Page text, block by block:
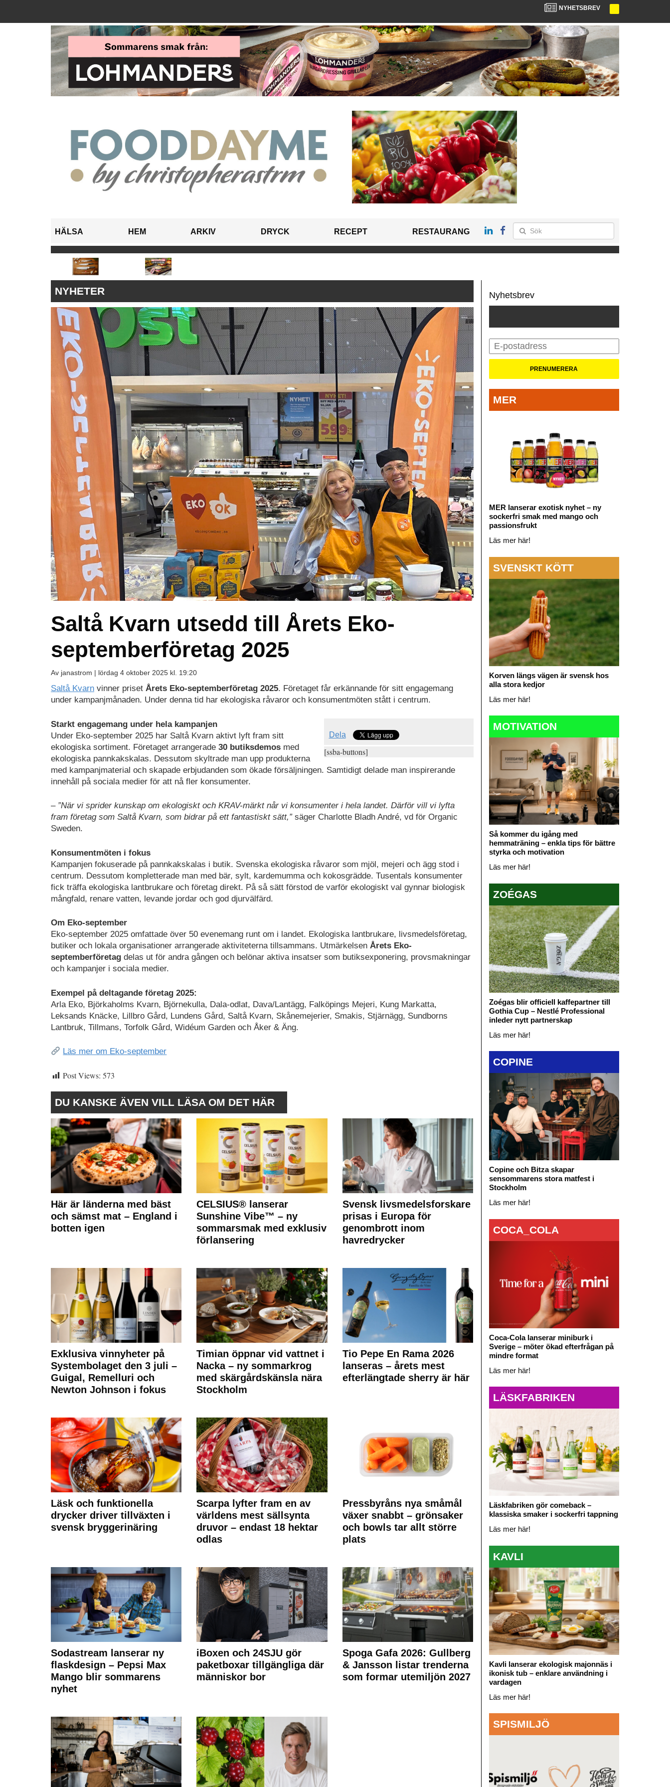
NYHETSBREV
HÄLSA HEM ARKIV DRYCK RECEPT RESTAURANG
NYHETER
Saltå Kvarn utsedd till Årets Eko-
septemberföretag 2025
Av janastrom | lördag 4 oktober 2025 kl. 19:20
Saltå Kvarn vinner priset Årets Eko-septemberföretag 2025. Företaget får erkännande för sitt engagemang
under kampanjmånaden. Under denna tid har ekologiska råvaror och konsumentmöten stått i centrum.
Dela
[ssba-buttons]
Starkt engagemang under hela kampanjen
Under Eko-september 2025 har Saltå Kvarn aktivt lyft fram sitt
ekologiska sortiment. Företaget arrangerade 30 butiksdemos med
ekologiska pannkakskalas. Dessutom skyltrade man upp produkterna
med kampanjmaterial och skapade erbjudanden som ökade försäljningen. Samtidigt delade man inspirerande
innehåll på sociala medier för att nå fler konsumenter.
– ”När vi sprider kunskap om ekologiskt och KRAV-märkt når vi konsumenter i hela landet. Därför vill vi lyfta
fram företag som Saltå Kvarn, som bidrar på ett fantastiskt sätt,”säger Charlotte Bladh André, vd för Organic
Sweden.
Konsumentmöten i fokus
Kampanjen fokuserade på pannkakskalas i butik. Svenska ekologiska råvaror som mjöl, mejeri och ägg stod i
centrum. Dessutom kompletterade man med bär, sylt, kardemumma och kokosgrädde. Tusentals konsumenter
fick träffa ekologiska lantbrukare och företag direkt. På så sätt förstod de varför ekologiskt val gynnar biologisk
mångfald, renare vatten, levande jordar och god djurvälfärd.
Om Eko-september
Eko-september 2025 omfattade över 50 evenemang runt om i landet. Ekologiska lantbrukare, livsmedelsföretag,
butiker och lokala organisationer arrangerade aktiviteterna tillsammans. Utmärkelsen Årets Eko-
septemberföretag delas ut för andra gången och belönar aktiva insatser som butiksexponering, provsmakningar
och kampanjer i sociala medier.
Exempel på deltagande företag 2025:
Arla Eko, Björkaholms Kvarn, Björnekulla, Dala-odlat, Dava/Lantägg, Falköpings Mejeri, Kung Markatta,
Leksands Knäcke, Lillbro Gård, Lundens Gård, Saltå Kvarn, Skånemejerier, Smakis, Stjärnägg, Sundborns
Lantbruk, Tillmans, Torfolk Gård, Widéum Garden och Åker & Äng.
Läs mer om Eko-september
Post Views: 573
DU KANSKE ÄVEN VILL LÄSA OM DET HÄR
Här är länderna med bäst
och sämst mat – England i
botten igen
CELSIUS® lanserar
Sunshine Vibe™ – ny
sommarsmak med exklusiv
förlansering
Svensk livsmedelsforskare
prisas i Europa för
genombrott inom
havredrycker
Exklusiva vinnyheter på
Systembolaget den 3 juli –
Guigal, Remelluri och
Newton Johnson i fokus
Timian öppnar vid vattnet i
Nacka – ny sommarkrog
med skärgårdskänsla nära
Stockholm
Tio Pepe En Rama 2026
lanseras – årets mest
efterlängtade sherry är här
Läsk och funktionella
drycker driver tillväxten i
svensk bryggerinäring
Scarpa lyfter fram en av
världens mest sällsynta
druvor – endast 18 hektar
odlas
Pressbyråns nya småmål
växer snabbt – grönsaker
och bowls tar allt större
plats
Sodastream lanserar ny
flaskdesign – Pepsi Max
Mango blir sommarens
nyhet
iBoxen och 24SJU gör
paketboxar tillgängliga där
människor bor
Spoga Gafa 2026: Gullberg
& Jansson listar trenderna
som formar utemiljön 2027
Nyhetsbrev
MER
MER lanserar exotisk nyhet – ny
sockerfri smak med mango och
passionsfrukt
Läs mer här!
SVENSKT KÖTT
Korven längs vägen är svensk hos
alla stora kedjor
Läs mer här!
MOTIVATION
Så kommer du igång med
hemmaträning – enkla tips för bättre
styrka och motivation
Läs mer här!
ZOÉGAS
Zoégas blir officiell kaffepartner till
Gothia Cup – Nestlé Professional
inleder nytt partnerskap
Läs mer här!
COPINE
Copine och Bitza skapar
sensommarens stora matfest i
Stockholm
Läs mer här!
COCA_COLA
Coca-Cola lanserar miniburk i
Sverige – möter ökad efterfrågan på
mindre format
Läs mer här!
LÄSKFABRIKEN
Läskfabriken gör comeback –
klassiska smaker i sockerfri tappning
Läs mer här!
KAVLI
Kavli lanserar ekologisk majonnäs i
ikonisk tub – enklare användning i
vardagen
Läs mer här!
SPISMILJÖ